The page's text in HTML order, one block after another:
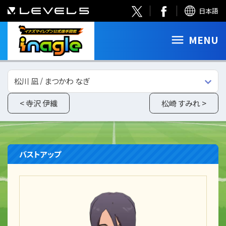
日本語
MENU
< 寺沢 伊織
松川 凪 / まつかわ なぎ
松崎 すみれ >
バストアップ